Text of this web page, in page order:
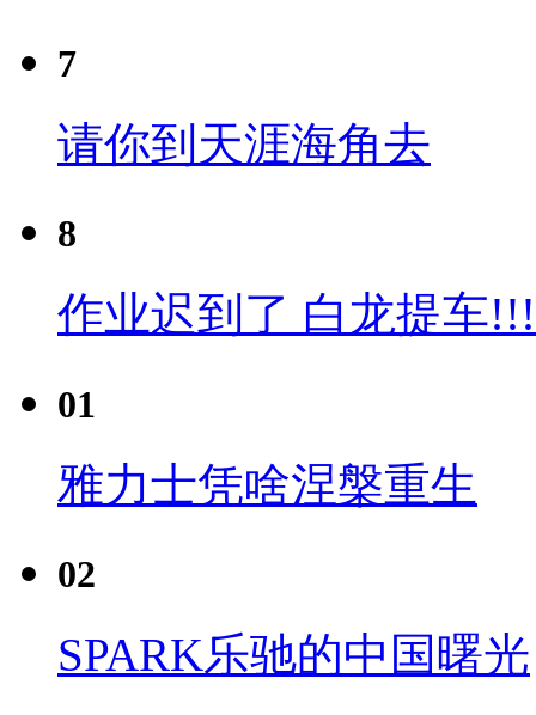
7
请你到天涯海角去
8
作业迟到了 白龙提车
01
雅力士凭啥涅槃重生
02
SPARK乐驰的中国曙光